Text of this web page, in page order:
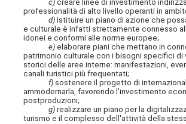
c) creare linee di investimento
professionalità di alto livello operanti in
d) istituire un piano di azione che
e culturale è infatti strettamente connesso
idonei e conformi alle norme europee;
e) elaborare piani che mettano in
patrimonio culturale con i bisogni specifici
storici delle aree interne: manifestazioni,
canali turistici più frequentati;
f) sostenere il progetto di
ammodernarla, favorendo l'investimento
postproduzioni;
g) realizzare un piano per la
turismo e il complesso dell'attività della